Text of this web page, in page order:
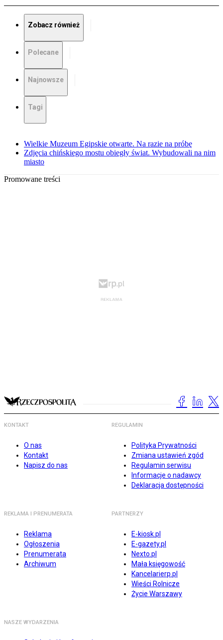
Zobacz również
Polecane
Najnowsze
Tagi
Wielkie Muzeum Egipskie otwarte. Na razie na próbę
Zdjęcia chińskiego mostu obiegły świat. Wybudowali na nim
miasto
Promowane treści
KONTAKT
O nas
Kontakt
Napisz do nas
REGULAMIN
Polityka Prywatności
Zmiana ustawień zgód
Regulamin serwisu
Informacje o nadawcy
Deklaracja dostępności
REKLAMA I PRENUMERATA
Reklama
Ogłoszenia
Prenumerata
Archiwum
PARTNERZY
E-kiosk.pl
E-gazety.pl
Nexto.pl
Mała księgowość
Kancelarierp.pl
Wieści Rolnicze
Życie Warszawy
NASZE WYDARZENIA